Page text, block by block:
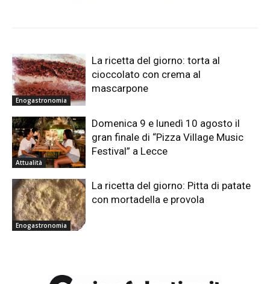
Enogastronomia
La ricetta del giorno: torta al
cioccolato con crema al
mascarpone
Attualità
Domenica 9 e lunedì 10 agosto il
gran finale di “Pizza Village Music
Festival” a Lecce
Enogastronomia
La ricetta del giorno: Pitta di patate
con mortadella e provola